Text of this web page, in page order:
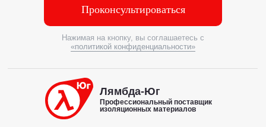
Проконсультироваться
Нажимая на кнопку, вы соглашаетесь с
«политикой конфиденциальности»
Лямбда-Юг
Профессиональный поставщик
изоляционных материалов